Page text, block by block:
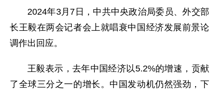
2024年3月7日，中共中央政治局委员、外交部
长王毅在两会记者会上就唱衰中国经济发展前景论
调作出回应。
王毅表示，去年中国经济以5.2%的增速，贡献
了全球三分之一的增长。中国发动机仍然强劲，下